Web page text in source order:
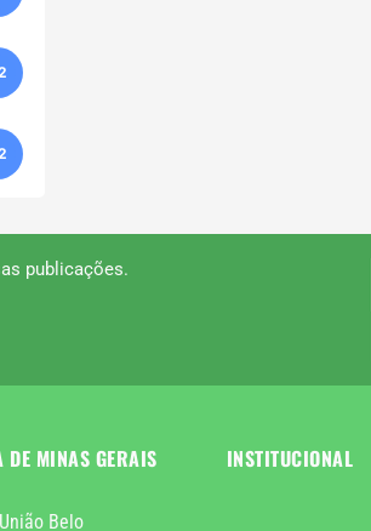
publicações.
DE MINAS GERAIS
Belo
INSTITUCIONAL